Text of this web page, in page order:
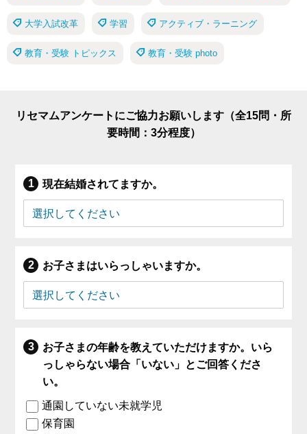
大学入試改革 学習 アクティブ・ラーニング
教育・受験 トピックス 教育・受験 photo
リセマムアンケートにご協力お願いします（全15問・所
要時間：3分程度）
現在結婚されてますか。
お子さまはいらっしゃいますか。
お子さまの年齢を教えていただけますか。いら
っしゃらない場合「いない」とご回答くださ
い。
通園していない未就学児
保育園